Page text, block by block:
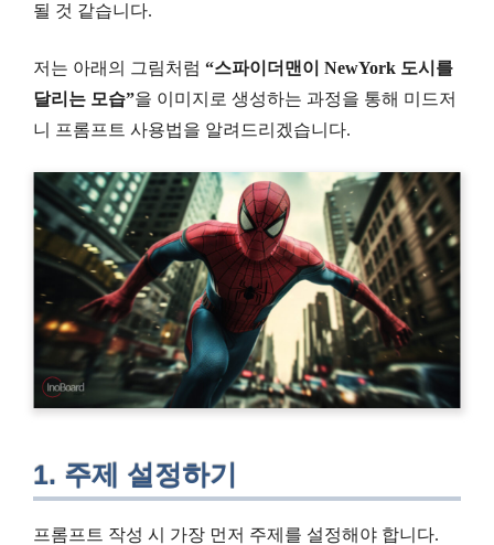
될 것 같습니다.
저는 아래의 그림처럼 “스파이더맨이 NewYork 도시를
달리는 모습”을 이미지로 생성하는 과정을 통해 미드저
니 프롬프트 사용법을 알려드리겠습니다.
1. 주제 설정하기
프롬프트 작성 시 가장 먼저 주제를 설정해야 합니다.